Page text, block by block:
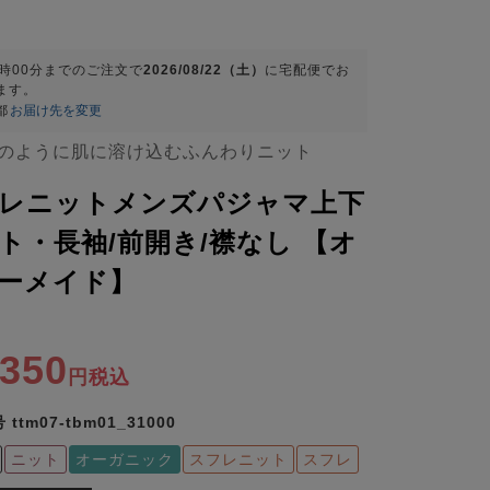
00分 までのご注文で2026/08/22（土） に宅配便 でお
す。
お届け先を変更
ように肌に溶け込むふんわりニット
ニットメンズパジャマ上下
・長袖/前開き/襟なし 【オ
メイド】
税込
ttm07-tbm01_31000
ニット オーガニック スフレニット スフレ